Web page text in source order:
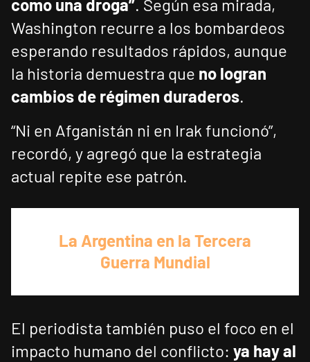
como una droga”. Según esa mirada,
Washington recurre a los bombardeos
esperando resultados rápidos, aunque
la historia demuestra que no logran
cambios de régimen duraderos.
“Ni en Afganistán ni en Irak funcionó”,
recordó, y agregó que la estrategia
actual repite ese patrón.
La Argentina en la Tercera
Guerra Mundial
El periodista también puso el foco en el
impacto humano del conflicto: ya hay al